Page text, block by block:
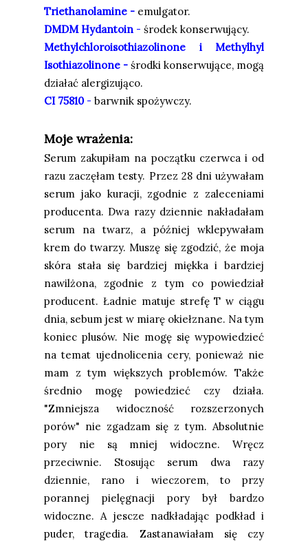
Triethanolamine - emulgator.
DMDM Hydantoin - środek konserwujący.
Methylchloroisothiazolinone i Methylhyl
Isothiazolinone - środki konserwujące, mogą
działać alergizująco.
CI 75810- barwnik spożywczy.
Moje wrażenia:
Serum zakupiłam na początku czerwca i od
razu zaczęłam testy. Przez 28 dni używałam
serum jako kuracji, zgodnie z zaleceniami
producenta. Dwa razy dziennie nakładałam
serum na twarz, a później wklepywałam
krem do twarzy. Muszę się zgodzić, że moja
skóra stała się bardziej miękka i bardziej
nawilżona, zgodnie z tym co powiedział
producent. Ładnie matuje strefę T w ciągu
dnia, sebum jest w miarę okiełznane. Na tym
koniec plusów. Nie mogę się wypowiedzieć
na temat ujednolicenia cery, ponieważ nie
mam z tym większych problemów. Także
średnio mogę powiedzieć czy działa.
"Zmniejsza widoczność rozszerzonych
porów" nie zgadzam się z tym. Absolutnie
pory nie są mniej widoczne. Wręcz
przeciwnie. Stosując serum dwa razy
dziennie, rano i wieczorem, to przy
porannej pielęgnacji pory był bardzo
widoczne. A jescze nadkładając podkład i
puder, tragedia. Zastanawiałam się czy